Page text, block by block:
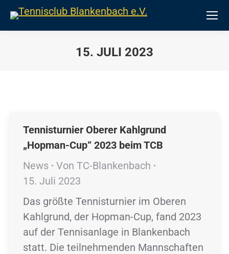
15. JULI 2023
Tennisturnier Oberer Kahlgrund
„Hopman-Cup“ 2023 beim TCB
News
Von TC-Blankenbach
15. Juli 2023
Das größte Tennisturnier im Oberen
Kahlgrund, der Hopman-Cup, fand 2023
auf der Tennisanlage in Blankenbach
statt. Die teilnehmenden Mannschaften